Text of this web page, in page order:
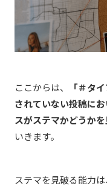
ここからは、
「＃タ
されていない投稿に
スがステマかどうか
いきます。
ステマを見破る能力